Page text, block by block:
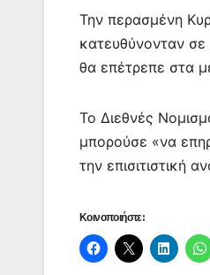
Την περασμένη
κατευθύνονταν σε
θα επέτρεπε στα
Το Διεθνές
μπορούσε «να
την επισιτιστική
Κοινοποιήστε: